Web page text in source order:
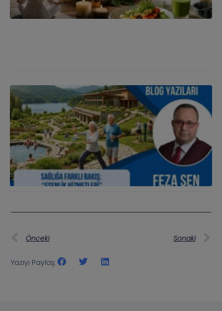
Önceki Sonaki
Yazıyı Paylaş: